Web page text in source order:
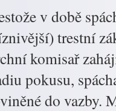
v době
trestní
komisař
pokusu,
do vazby.